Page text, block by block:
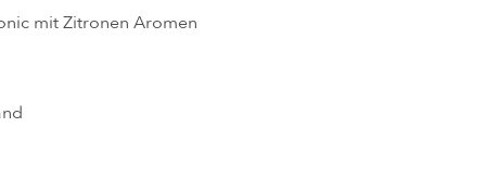
mit Zitronen Aromen